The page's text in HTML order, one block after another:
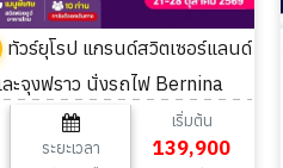
ทัวร์ยุโรป แกรนด์สวิตเซอร์แลนด์
ะจุงฟราว นั่งรถไฟ Bernina
ระยะเวลา
เริ่มต้น
139,900